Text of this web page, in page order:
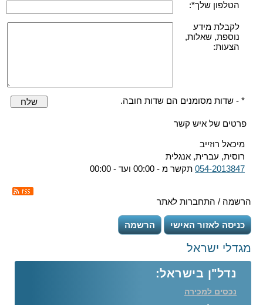
הטלפון שלך*:
לקבלת מידע
נוספת, שאלות,
הצעות:
* - שדות מסומנים הם שדות חובה. שלח
פרטים של איש קשר
מיכאל רוזייב
רוסית, עברית, אנגלית
054-2013847 תקשר מ - 00:00 ועד - 00:00
הרשמה / התחברות לאתר
כניסה לאזור האישי הרשמה
מגדלי ישראל
נדל"ן בישראל:
נכסים למכירה